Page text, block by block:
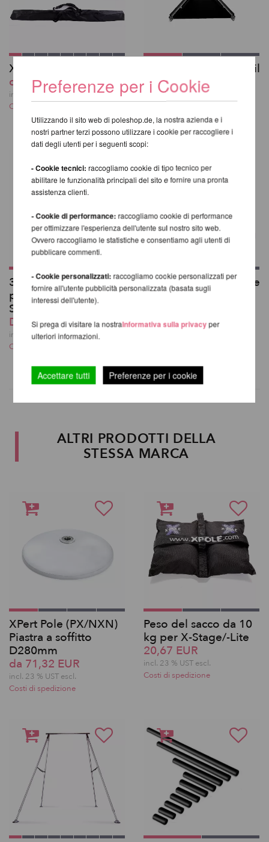
X-Stage Pole Set
da 298,71 EUR
incl. 23 % UST escl.
Costi di spedizione
Set di 3 supporti per il
peso X-Stage
Da 133,34 EUR
Costi di spedizione
3 pannelli per
pavimenti X-Pole X-
Stage e X-Stage Lite
Da 298,71 EUR
incl. 23 % UST escl.
Costi di spedizione
Set completo di borse
da trasporto X-Stage
incl. 23 % UST escl.
ALTRI PRODOTTI DELLA
STESSA MARCA
XPert Pole (PX/NXN)
Piastra a soffitto
D280mm
da 71,32 EUR
incl. 23 % UST escl.
Costi di spedizione
Peso del sacco da 10
kg per X-Stage/-Lite
20,67 EUR
incl. 23 % UST escl.
Costi di spedizione
Preferenze per i Cookie
Utilizzando il sito web di poleshop.de, la nostra azienda e i
nostri partner terzi possono utilizzare i cookie per raccogliere i
dati degli utenti per i seguenti scopi:
- Cookie tecnici: raccogliamo cookie di tipo tecnico per
abilitare le funzionalità principali del sito e fornire una pronta
assistenza clienti.
- Cookie di performance: raccogliamo cookie di performance
per ottimizzare l'esperienza dell'utente sul nostro sito web.
Ovvero raccogliamo le statistiche e consentiamo agli utenti di
pubblicare commenti.
- Cookie personalizzati: raccogliamo cookie personalizzati per
fornire all'utente pubblicità personalizzata (basata sugli
interessi dell'utente).
Si prega di visitare la nostraInformativa sulla privacyper
ulteriori informazioni.
Accettare tutti Preferenze per i cookie